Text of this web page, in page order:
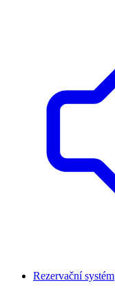
Rezervační systém